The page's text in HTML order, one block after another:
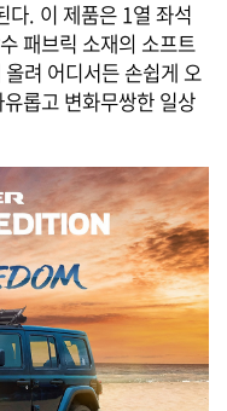
다. 이 제품은 1열 좌석
패브릭 소재의 소프트
려 어디서든 손쉽게 오
롭고 변화무쌍한 일상